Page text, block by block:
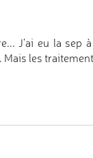
J'ai eu la sep
les